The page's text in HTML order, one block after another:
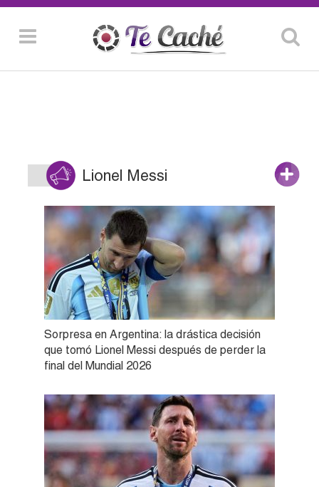
Lionel Messi
Sorpresa en Argentina: la drástica decisión
que tomó Lionel Messi después de perder la
final del Mundial 2026